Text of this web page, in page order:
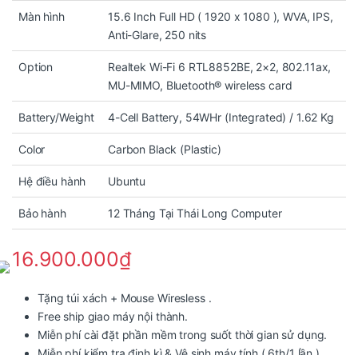
Màn hình
15.6 Inch Full HD ( 1920 x 1080 ), WVA, IPS,
Anti-Glare, 250 nits
Option
Realtek Wi-Fi 6 RTL8852BE, 2×2, 802.11ax,
MU-MIMO, Bluetooth® wireless card
Battery/Weight 4-Cell Battery, 54WHr (Integrated) / 1.62 Kg
Color Carbon Black (Plastic)
Hệ điều hành Ubuntu
Bảo hành 12 Tháng Tại Thái Long Computer
16.900.000₫
Tặng túi xách + Mouse Wiresless .
Free ship giao máy nội thành.
Miễn phí cài đặt phần mềm trong suốt thời gian sử dụng.